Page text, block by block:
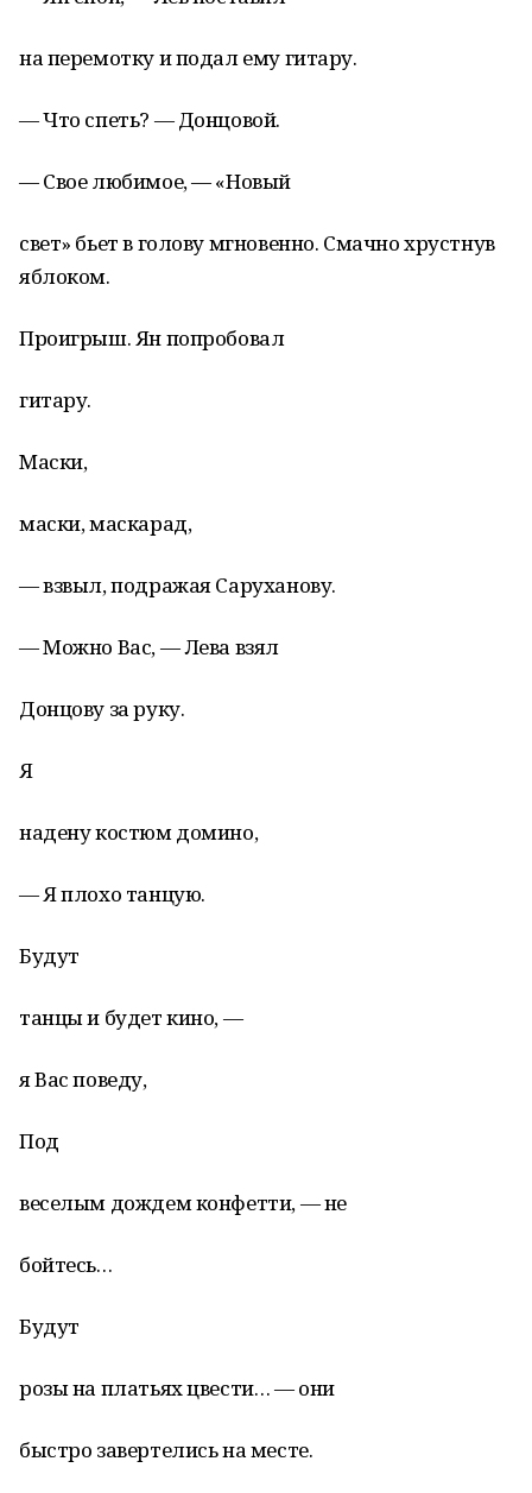
на перемотку и подал ему гитару.
— Что спеть? — Донцовой.
— Свое любимое, — «Новый
свет» бьет в голову мгновенно. Смачно хрустнув
яблоком.
Проигрыш. Ян попробовал
гитару.
Маски,
маски, маскарад,
— взвыл, подражая Саруханову.
— Можно Вас, — Лева взял
Донцову за руку.
Я
надену костюм домино,
— Я плохо танцую.
Будут
танцы и будет кино, —
я Вас поведу,
Под
веселым дождем конфетти, — не
бойтесь…
Будут
розы на платьях цвести… — они
быстро завертелись на месте.